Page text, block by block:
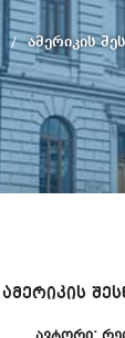
ამერიკის
ამერიკის